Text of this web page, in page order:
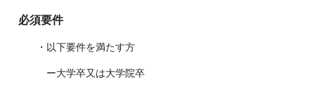
必須要件
・以下要件を満たす方
ー大学卒又は大学院卒